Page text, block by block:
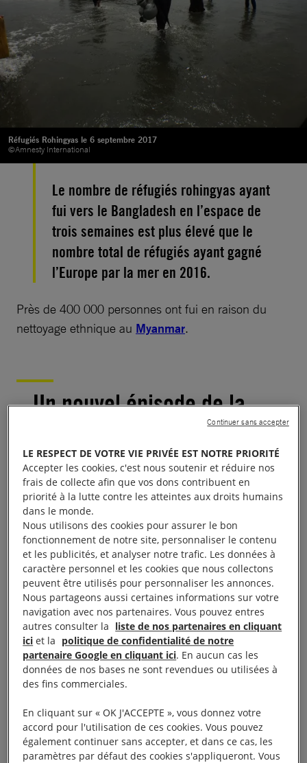
Réfugiés Rohingyas le 6 septembre 2017
©Amnesty International
Le nombre de réfugiés rohingyas ayant
fui vers le Bangladesh en l’espace de
trois semaines est plus élevé que le
nombre total de réfugiés ayant gagné
l’Europe par la mer en 2016.
Près de 400 000 personnes ont fui en raison du
nettoyage ethnique au Myanmar.
Un nouvel épisode de la
réfugiés.
Après avoir été soumis à de terribles violences,
notamment des homicides, et après avoir vu leurs
villages réduits en cendres, cesréfugiés rohingyas
sont aujourd’hui confrontés à une crise humanitaire
tandis que leBangladesha bien du mal à subvenir
à leurs besoins
La situation au Myanmar montre précisément
pourquoi nous avons besoin de bien plus que d’une
simple politique de rafistolage pour venir en aide à
ceux qui fuient la guerre et la persécution.
Des pays pauvres et à faibles revenus tels que le
Bangladesh se retrouvent à devoir gérer un afflux
LE RESPECT DE VOTRE VIE PRIVÉE EST NOTRE PRIORITÉ
Accepter les cookies, c'est nous soutenir et réduire nos
frais de collecte afin que vos dons contribuent en
priorité à la lutte contre les atteintes aux droits humains
dans le monde.
Nous utilisons des cookies pour assurer le bon
fonctionnement de notre site, personnaliser le contenu
et les publicités, et analyser notre trafic. Les données à
caractère personnel et les cookies que nous collectons
peuvent être utilisés pour personnaliser les annonces.
Nous partageons aussi certaines informations sur votre
navigation avec nos partenaires. Vous pouvez entres
autres consulter la liste de nos partenaires en cliquant
ici et la politique de confidentialité de notre
partenaire Google en cliquant ici. En aucun cas les
données de nos bases ne sont revendues ou utilisées à
des fins commerciales.
En cliquant sur « OK J'ACCEPTE », vous donnez votre
accord pour l'utilisation de ces cookies. Vous pouvez
également continuer sans accepter, et dans ce cas, les
paramètres par défaut des cookies s'appliqueront. Vous
Continuer sans accepter